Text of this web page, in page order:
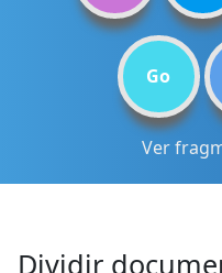
Go
Ver
Dividir